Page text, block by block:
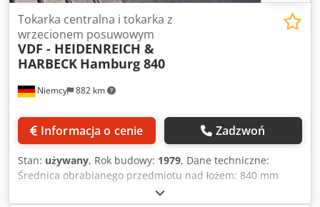
Niemcy 882 km
Tokarka centralna i tokarka z
wrzecionem posuwowym
VDF - HEIDENREICH &
HARBECK Hamburg 840
Informacja o cenie Zadzwoń
Stan: używany, Rok budowy: 1979, Dane techniczne:
Średnica obrabianego przedmiotu nad łożem: 840 mm
Średnica obrabianego przedmiotu nad suportem: 520 mm